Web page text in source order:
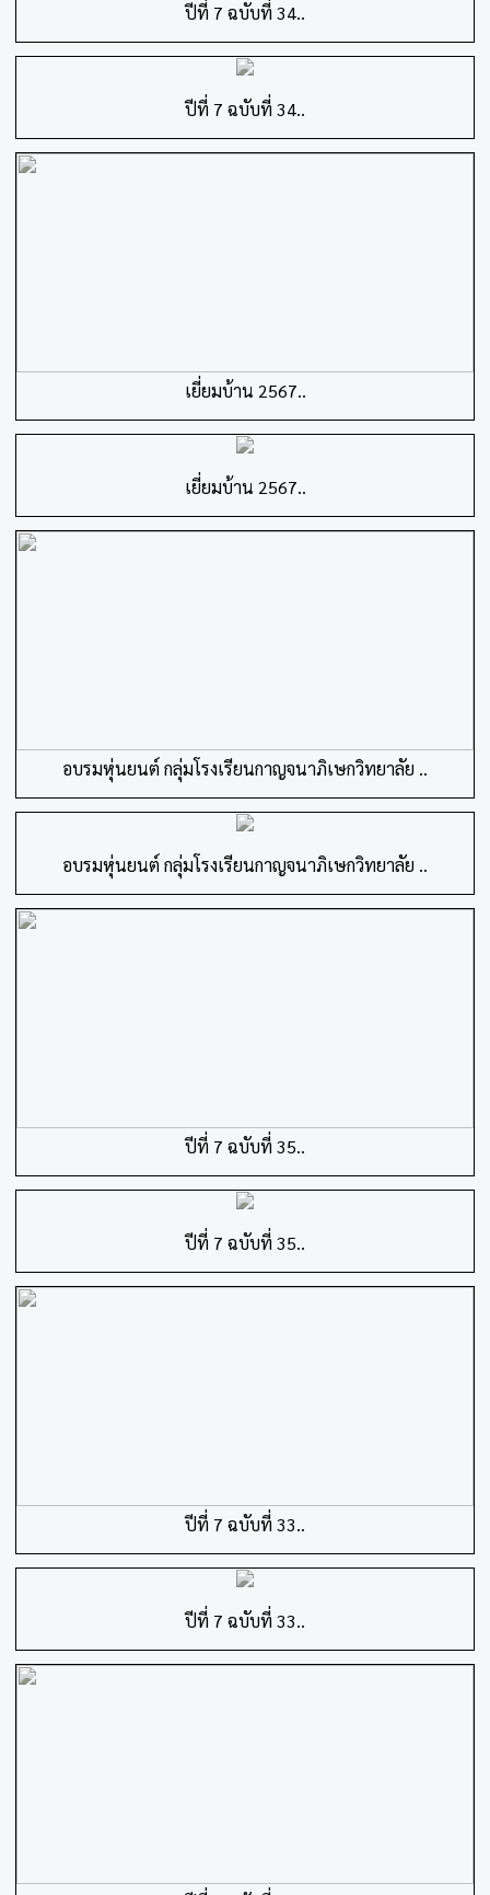
ปีที่ 7 ฉบับที่ 34..
ปีที่ 7 ฉบับที่ 34..
เยี่ยมบ้าน 2567..
เยี่ยมบ้าน 2567..
อบรมหุ่นยนต์ กลุ่มโรงเรียนกาญจนาภิเษกวิทยาลัย ..
อบรมหุ่นยนต์ กลุ่มโรงเรียนกาญจนาภิเษกวิทยาลัย ..
ปีที่ 7 ฉบับที่ 35..
ปีที่ 7 ฉบับที่ 35..
ปีที่ 7 ฉบับที่ 33..
ปีที่ 7 ฉบับที่ 33..